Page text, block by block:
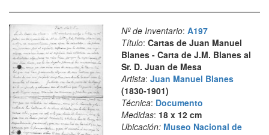
Nº de Inventario: A197
Título: Cartas de Juan Manuel
Blanes - Carta de J.M. Blanes al
Sr. D. Juan de Mesa
Artista: Juan Manuel Blanes
(1830-1901)
Técnica: Documento
Medidas: 18 x 12 cm
Ubicación: Museo Nacional de